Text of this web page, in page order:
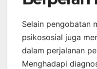
Selain pengobatan
psikososial juga
dalam perjalanan
Menghadapi